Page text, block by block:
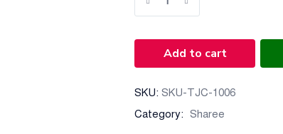
Add to cart
SKU: SKU-TJC-1006
Category: Sharee